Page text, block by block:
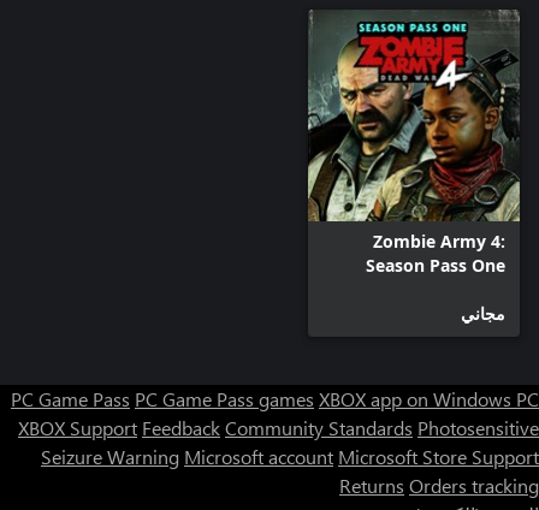
Zombie Army 4:
Season Pass One
مجاني
PC Game Pass PC Game Pass games XBOX app on Windows PC
XBOX Support FeedbackCommunity Standards Photosensitive
Seizure Warning Microsoft account Microsoft Store Support
Returns Orders tracking